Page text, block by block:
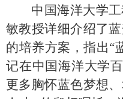
中国海洋大学
敏教授详细介绍了
的培养方案，指出“
记在中国海洋大学
更多胸怀蓝色梦想